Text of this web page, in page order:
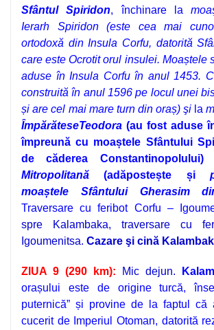
Sfântul Spiridon,închinare la
Ierarh Spiridon(este cea mai
ortodoxă din Insula Corfu, datorită
care este Ocrotit orul insulei. Moaștele
aduse în Insula Corfu în anul 1453.
construită în anul 1596 pe locul unei
și are cel mai mare turn din oraș)şi la
ÎmpărăteseTeodora (au fost aduse
împreună cu moaștele Sfântului
de căderea Constantinopolului)
Mitropolitană
(adăpostește și
moaștele Sfântului Gherasim
Traversare cu feribot Corfu –
spre Kalambaka, traversare cu
Igoumenitsa. Cazare şi cină
ZIUA 9 (290 km): Mic dejun.
orașului este de origine turcă,
puternică” și provine de la faptul că
cucerit de Imperiul Otoman, datorită